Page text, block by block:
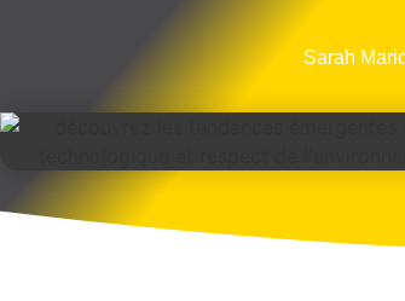
Sarah